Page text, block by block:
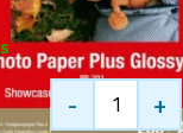
- +